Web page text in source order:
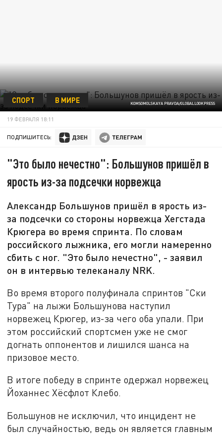
KOMSOMOLSKAYA PRAVDA/GLOBALLOOKPRESS
СПОРТ В МИРЕ
19 ФЕВРАЛЯ 18:11
ПОДПИШИТЕСЬ:
"Это было нечестно": Большунов пришёл в
ярость из-за подсечки норвежца
Александр Большунов пришёл в ярость из-
за подсечки со стороны норвежца Хегстада
Крюгера во время спринта. По словам
российского лыжника, его могли намеренно
сбить с ног. "Это было нечестно", - заявил
он в интервью телеканалу NRK.
Во время второго полуфинала спринтов "Ски
Тура" на лыжи Большунова наступил
норвежец Крюгер, из-за чего оба упали. При
этом российский спортсмен уже не смог
догнать оппонентов и лишился шанса на
призовое место.
В итоге победу в спринте одержал норвежец
Йоханнес Хёсфлот Клебо.
Большунов не исключил, что инцидент не
был случайностью, ведь он является главным